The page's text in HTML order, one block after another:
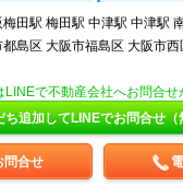
梅田駅 梅田駅 中津駅 中津駅
都島区 大阪市福島区 大阪市
LINEで不動産会社へお問合せ
ち追加してLINEでお問合せ（
問合せ